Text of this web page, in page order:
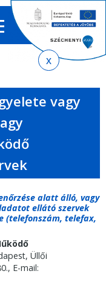
EN HU
űrlap
vagy
alatt álló, vagy
ellátó szervek
(telefonszám, telefax,
Üllői
, E-mail: